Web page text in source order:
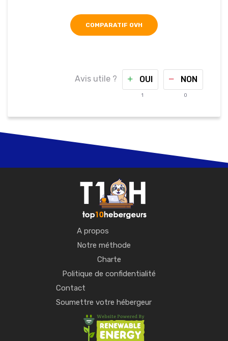
COMPARATIF OVH
Avis utile ? OUI
1
NON
0
A propos
Notre méthode
Charte
Politique de confidentialité
Contact
Soumettre votre hébergeur